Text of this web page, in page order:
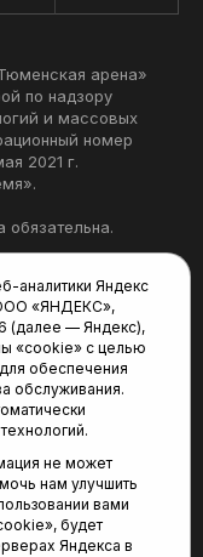
арена»
по надзору
и массовых
номер
2021 г.
28А
аналитики Яндекс
«ЯНДЕКС»,
(далее — Яндекс),
«cookie» с целью
обеспечения
обслуживания.
не может
нам улучшить
вами
будет
Яндекса в